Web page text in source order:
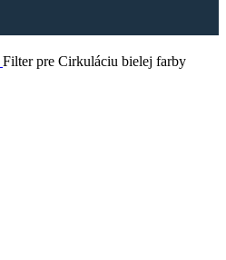
Filter pre Cirkuláciu bielej farby